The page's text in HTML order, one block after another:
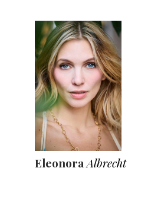
EleonoraAlbrecht